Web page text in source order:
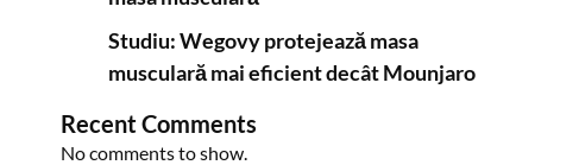
Studiu: Wegovy protejează masa
musculară mai eficient decât Mounjaro
Recent Comments
No comments to show.